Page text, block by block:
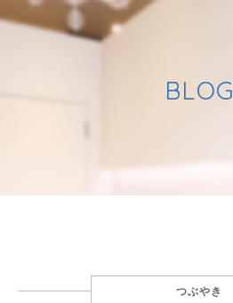
BLOG
つぶやき